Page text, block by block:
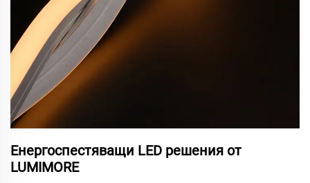
Енергоспестяващи LED решения от
LUMIMORE